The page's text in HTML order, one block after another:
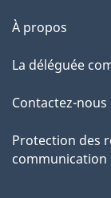
À propos
La déléguée
Contactez-nous
Protection des
communication